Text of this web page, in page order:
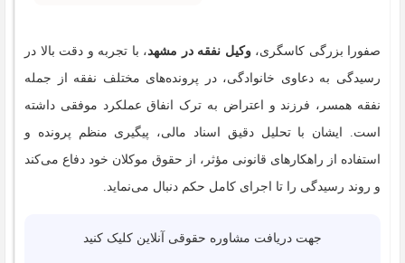
صفورا بزرگی کاسگری،وکیل نفقه در مشهد، با تجربه و دقت بالا در
رسیدگی به دعاوی خانوادگی، در پرونده‌های مختلف نفقه از جمله
نفقه همسر، فرزند و اعتراض به ترک انفاق عملکرد موفقی داشته
است. ایشان با تحلیل دقیق اسناد مالی، پیگیری منظم پرونده و
استفاده از راهکارهای قانونی مؤثر، از حقوق موکلان خود دفاع می‌کند
و روند رسیدگی را تا اجرای کامل حکم دنبال می‌نماید.
جهت دریافت مشاوره حقوقی آنلاین کلیک کنید